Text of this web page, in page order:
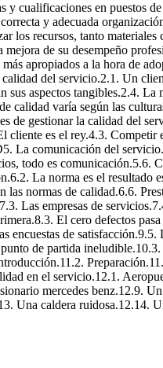
cualificaciones en puestos
y adecuada
recursos, tanto
de su desempeño
apropiados a la hora de
del servicio.2.1. Un
aspectos tangibles.2.4.
varía según las
de gestionar la calidad del
es el rey.4.3. Competir
La comunicación del
todo es comunicación.5.6.
La norma es el resultado
normas de calidad.6.6.
Las empresas de
El cero defectos
de
de partida
en el servicio.12.1.
mercedes benz.12.9.
Una caldera ruidosa.12.14.